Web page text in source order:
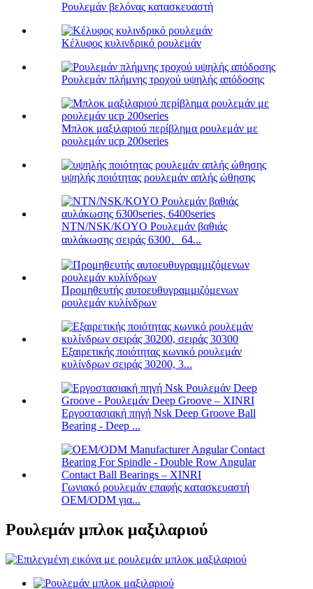
Ρουλεμάν βελόνας κατασκευαστή
Κέλυφος κυλινδρικό ρουλεμάν
Ρουλεμάν πλήμνης τροχού υψηλής απόδοσης
Μπλοκ μαξιλαριού περίβλημα ρουλεμάν με
ρουλεμάν ucp 200series
υψηλής ποιότητας ρουλεμάν απλής ώθησης
NTN/NSK/KOYO Ρουλεμάν βαθιάς
αυλάκωσης σειράς 6300、64...
Προμηθευτής αυτοευθυγραμμιζόμενων
ρουλεμάν κυλίνδρων
Εξαιρετικής ποιότητας κωνικό ρουλεμάν
κυλίνδρων σειράς 30200, 3...
Εργοστασιακή πηγή Nsk Deep Groove Ball
Bearing - Deep ...
Γωνιακό ρουλεμάν επαφής κατασκευαστή
OEM/ODM για...
Ρουλεμάν μπλοκ μαξιλαριού